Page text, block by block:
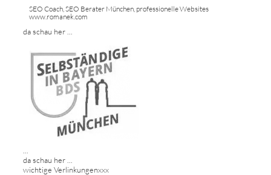
SEO Coach, SEO Berater München, professionelle Websites
www.romanek.com
da schau her ...
da schau her ...
wichtige Verlinkungenxxx